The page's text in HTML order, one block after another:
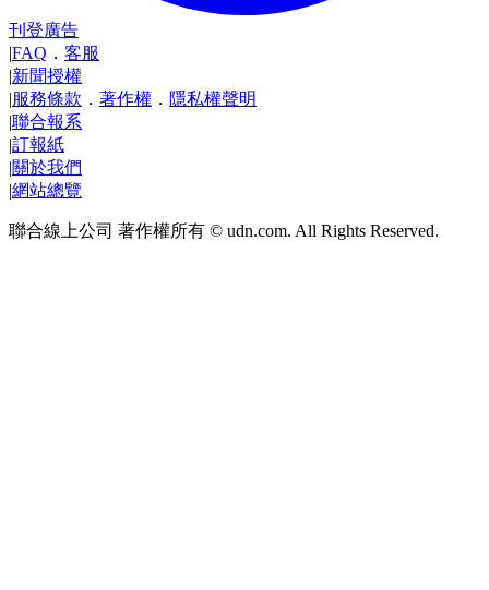
刊登廣告
|FAQ ． 客服
|新聞授權
|服務條款 ． 著作權 ． 隱私權聲明
|聯合報系
|訂報紙
|關於我們
|網站總覽
聯合線上公司 著作權所有 © udn.com. All Rights Reserved.